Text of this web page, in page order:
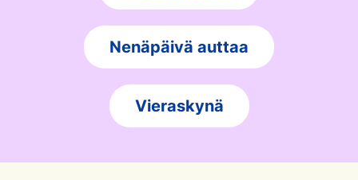
Nenäpäivä auttaa
Vieraskynä